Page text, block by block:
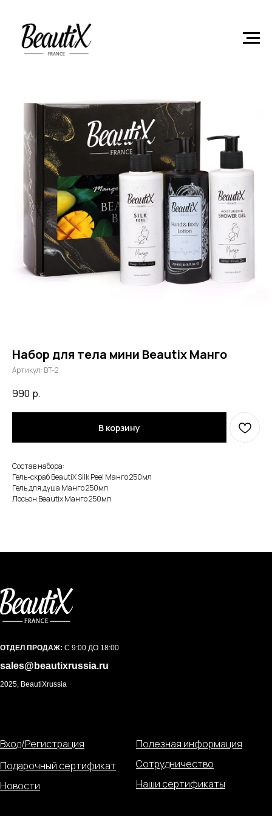
Набор для тела мини Beautix Манго
Артикул: BT-2
990 р.
В корзину
Состав набора:
Гель-скраб BeautiX Silk Peel Манго 250мл
Гель для душа Манго 250мл
Лосьон Beautix Манго 250мл
ОТДЕЛ ПРОДАЖ: С 9:00 ДО 18:00
sales@beautixrussia.ru
2025, BeautiXrussia
Вход/Регистрация
Подарочный сертификат
Новости
Полезная информация
Сотрудничество
Наши сертификаты